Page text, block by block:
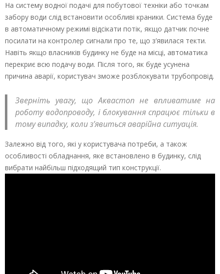
На систему водної подачі для побутової техніки або точкам
забору води слід встановити особливі краники. Система буде
в автоматичному режимі відсікати потік, якщо датчик почне
посилати на контролер сигнали про те, що з’явилася текти.
Навіть якщо власників будинку не буде на місці, автоматика
перекриє всю подачу води. Після того, як буде усунена
причина аварії, користувач зможе розблокувати трубопровід.
Зверніть увагу, що Аквастоп не впливатиме на
роботу водопроводу, і блокування спрацює тільки в
тому випадку, коли з’явиться аварійна ситуація.
Залежно від того, які у користувача потреби, а також
особливості обладнання, яке встановлено в будинку, слід
вибрати найбільш підходящий тип конструкції.